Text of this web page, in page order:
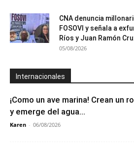
CNA denuncia
FOSOVI y señala a
Ríos y Juan Ramón
05/08/2026
Internacionales
¡Como un ave marina! Crean un
y emerge del agua...
Karen - 06/08/2026